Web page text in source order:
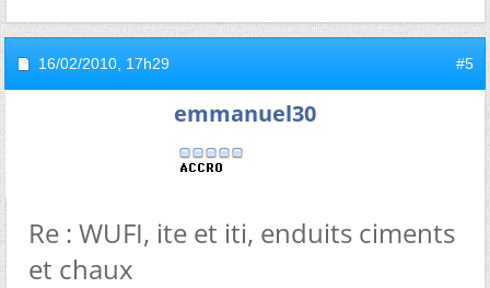
16/02/2010, 17h29 #5
emmanuel30
Re : WUFI, ite et iti, enduits ciments
et chaux